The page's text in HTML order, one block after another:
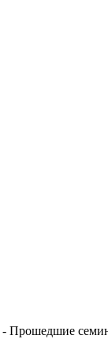
- Прошедшие